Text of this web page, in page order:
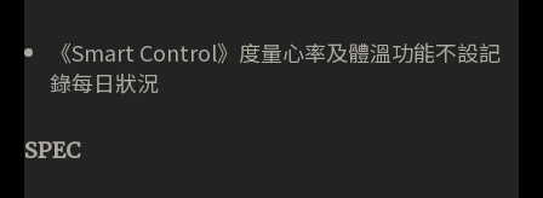
《Smart Control》度量心率及體溫功能不設記
錄每日狀況
SPEC